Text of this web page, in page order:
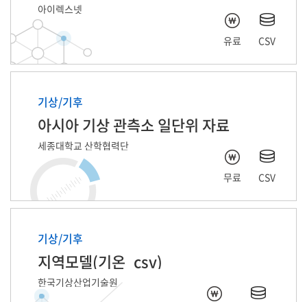
아이렉스넷
유료 CSV
기상/기후
아시아 기상 관측소 일단위 자료
세종대학교 산학협력단
무료 CSV
기상/기후
지역모델(기온_csv)
한국기상산업기술원